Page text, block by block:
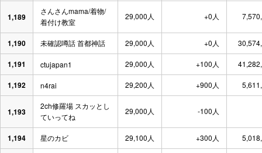
1,189
さんさんmama/着物/
着付け教室
29,000人 +0人
1,190 未確認噂話 首都神話 29,000人 +0人
1,191 ctujapan1 29,000人 +100人
1,192 n4rai 29,200人 +900人
1,193
2ch修羅場 スカッとし
ていってね
29,000人 -100人
1,194 星のカビ 29,100人 +300人